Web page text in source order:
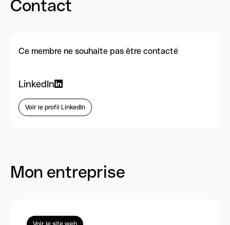
Contact
Ce membre ne souhaite pas être contacté
LinkedIn
Voir le profil LinkedIn
Mon entreprise